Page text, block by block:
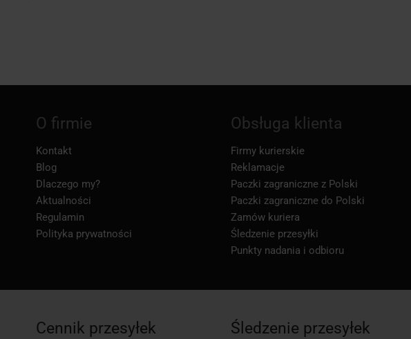
O firmie
Kontakt
Blog
Dlaczego my?
Aktualności
Regulamin
Polityka prywatności
Obsługa klienta
Firmy kurierskie
Reklamacje
Paczki zagraniczne z Polski
Paczki zagraniczne do Polski
Zamów kuriera
Śledzenie przesyłki
Punkty nadania i odbioru
Cennik przesyłek Śledzenie przesyłek